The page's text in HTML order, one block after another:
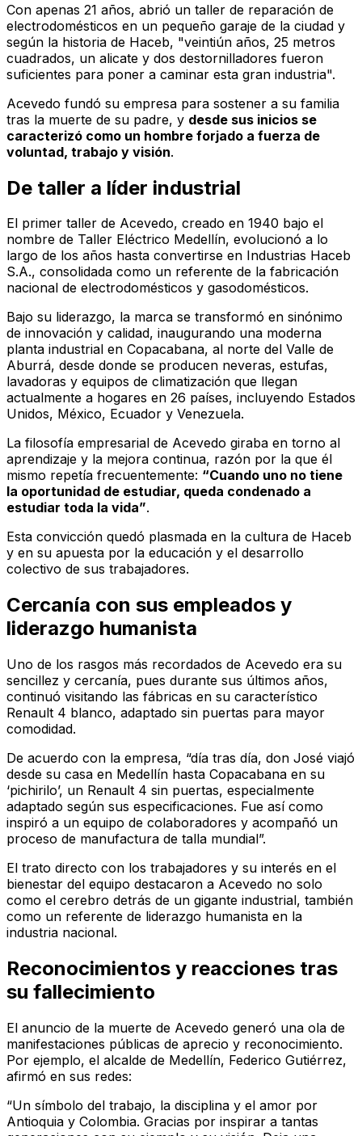
Con apenas 21 años, abrió un taller de reparación de
electrodomésticos en un pequeño garaje de la ciudad y
según la historia de Haceb, "veintiún años, 25 metros
cuadrados, un alicate y dos destornilladores fueron
suficientes para poner a caminar esta gran industria".
Acevedo fundó su empresa para sostener a su familia
tras la muerte de su padre, y desde sus inicios se
caracterizó como un hombre forjado a fuerza de
voluntad, trabajo y visión.
De taller a líder industrial
El primer taller de Acevedo, creado en 1940 bajo el
nombre de Taller Eléctrico Medellín, evolucionó a lo
largo de los años hasta convertirse en Industrias Haceb
S.A., consolidada como un referente de la fabricación
nacional de electrodomésticos y gasodomésticos.
Bajo su liderazgo, la marca se transformó en sinónimo
de innovación y calidad, inaugurando una moderna
planta industrial en Copacabana, al norte del Valle de
Aburrá, desde donde se producen neveras, estufas,
lavadoras y equipos de climatización que llegan
actualmente a hogares en 26 países, incluyendo Estados
Unidos, México, Ecuador y Venezuela.
La filosofía empresarial de Acevedo giraba en torno al
aprendizaje y la mejora continua, razón por la que él
mismo repetía frecuentemente: “Cuando uno no tiene
la oportunidad de estudiar, queda condenado a
estudiar toda la vida”.
Esta convicción quedó plasmada en la cultura de Haceb
y en su apuesta por la educación y el desarrollo
colectivo de sus trabajadores.
Cercanía con sus empleados y
liderazgo humanista
Uno de los rasgos más recordados de Acevedo era su
sencillez y cercanía, pues durante sus últimos años,
continuó visitando las fábricas en su característico
Renault 4 blanco, adaptado sin puertas para mayor
comodidad.
De acuerdo con la empresa, “día tras día, don José viajó
desde su casa en Medellín hasta Copacabana en su
‘pichirilo’, un Renault 4 sin puertas, especialmente
adaptado según sus especificaciones. Fue así como
inspiró a un equipo de colaboradores y acompañó un
proceso de manufactura de talla mundial”.
El trato directo con los trabajadores y su interés en el
bienestar del equipo destacaron a Acevedo no solo
como el cerebro detrás de un gigante industrial, también
como un referente de liderazgo humanista en la
industria nacional.
Reconocimientos y reacciones tras
su fallecimiento
El anuncio de la muerte de Acevedo generó una ola de
manifestaciones públicas de aprecio y reconocimiento.
Por ejemplo, el alcalde de Medellín, Federico Gutiérrez,
afirmó en sus redes:
“Un símbolo del trabajo, la disciplina y el amor por
Antioquia y Colombia. Gracias por inspirar a tantas